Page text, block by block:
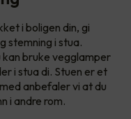
i boligen din, gi
stemning i stua.
kan bruke vegglamper
i stua di. Stuen er et
anbefaler vi at du
i andre rom.